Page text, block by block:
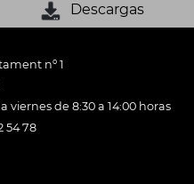
Descargas
nº 1
viernes de 8:30 a 14:00 horas
54 78